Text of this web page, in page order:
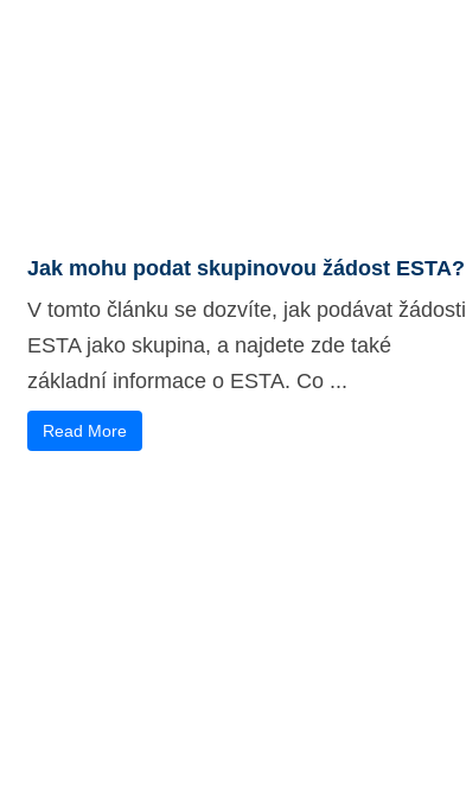
Jak mohu podat skupinovou žádost ESTA?
V tomto článku se dozvíte, jak podávat žádosti
ESTA jako skupina, a najdete zde také
základní informace o ESTA. Co ...
Read More